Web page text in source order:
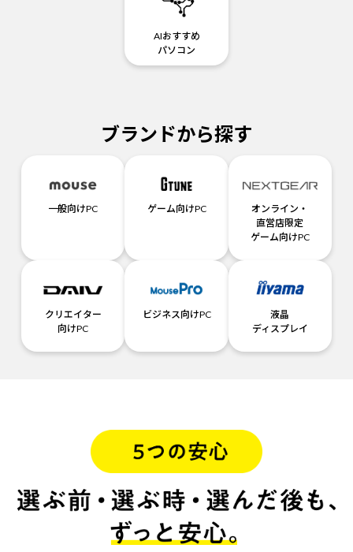
AIおすすめ
パソコン
ブランドから探す
一般向けPC ゲーム向けPC
オンライン・
直営店限定
ゲーム向けPC
クリエイター
向けPC
ビジネス向けPC
液晶
ディスプレイ